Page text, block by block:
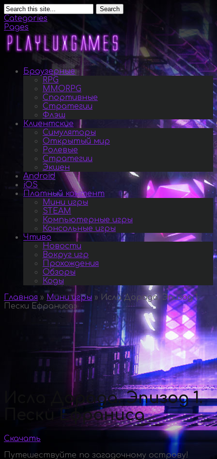
Search
Categories
Pages
Браузерные
RPG
MMORPG
Спортивные
Стратегии
Флэш
Клиентские
Симуляторы
Открытый мир
Ролевые
Стратегии
Экшен
Android
iOS
Платный контент
Мини игры
STEAM
Компьютерные игры
Консольные игры
Чтиво
Новости
Вокруг игр
Прохождения
Обзоры
Коды
Главная » Мини игры » Исла Дорада. Эпизод 1.
Пески Ефраниса»
Исла Дорада. Эпизод 1.
Пески Ефраниса
Скачать
Путешествуйте по загадочному острову!